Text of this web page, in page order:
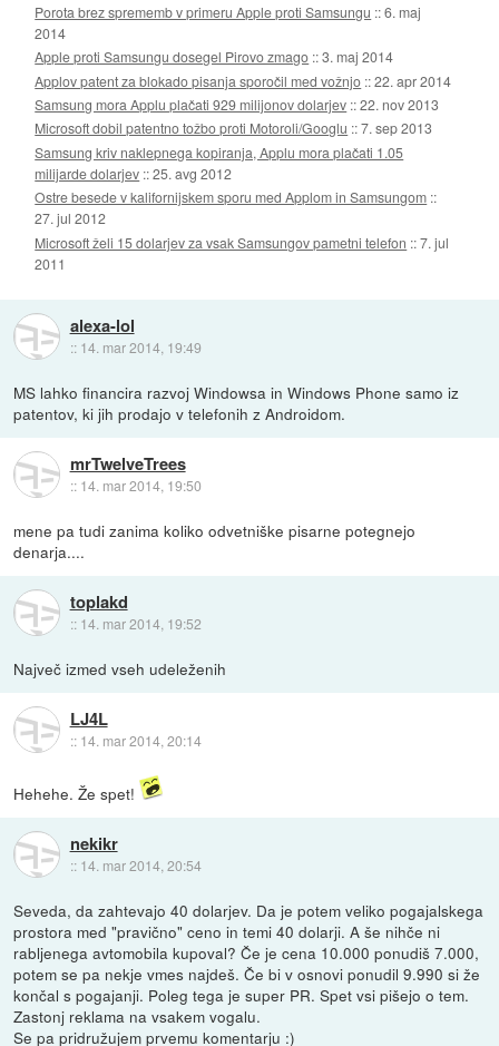
Porota brez sprememb v primeru Apple proti Samsungu ::6. maj
2014
Apple proti Samsungu dosegel Pirovo zmago ::3. maj 2014
Applov patent za blokado pisanja sporočil med vožnjo ::22. apr 2014
Samsung mora Applu plačati 929 milijonov dolarjev ::22. nov 2013
Microsoft dobil patentno tožbo proti Motoroli/Googlu ::7. sep 2013
Samsung kriv naklepnega kopiranja, Applu mora plačati 1.05
milijarde dolarjev ::25. avg 2012
Ostre besede v kalifornijskem sporu med Applom in Samsungom ::
27. jul 2012
Microsoft želi 15 dolarjev za vsak Samsungov pametni telefon ::7. jul
2011
alexa-lol
:: 14. mar 2014, 19:49
MS lahko financira razvoj Windowsa in Windows Phone samo iz
patentov, ki jih prodajo v telefonih z Androidom.
mrTwelveTrees
:: 14. mar 2014, 19:50
mene pa tudi zanima koliko odvetniške pisarne potegnejo
denarja....
toplakd
:: 14. mar 2014, 19:52
Največ izmed vseh udeleženih
LJ4L
:: 14. mar 2014, 20:14
Hehehe. Že spet!
nekikr
:: 14. mar 2014, 20:54
Seveda, da zahtevajo 40 dolarjev. Da je potem veliko pogajalskega
prostora med "pravično" ceno in temi 40 dolarji. A še nihče ni
rabljenega avtomobila kupoval? Če je cena 10.000 ponudiš 7.000,
potem se pa nekje vmes najdeš. Če bi v osnovi ponudil 9.990 si že
končal s pogajanji. Poleg tega je super PR. Spet vsi pišejo o tem.
Zastonj reklama na vsakem vogalu.
Se pa pridružujem prvemu komentarju :)